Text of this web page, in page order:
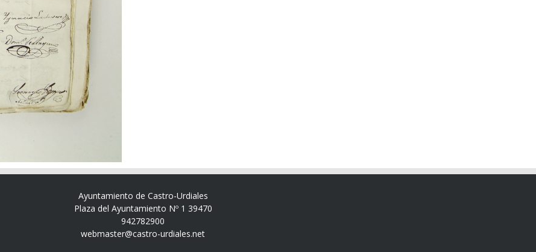
Ayuntamiento de Castro-Urdiales
Plaza del Ayuntamiento Nº 1 39470
942782900
webmaster@castro-urdiales.net